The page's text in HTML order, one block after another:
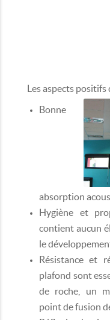
Les aspects
Bonne
absorption
Hygiène et
contient aucun
le
Résistance et
plafond sont
de roche, un
point de fusion